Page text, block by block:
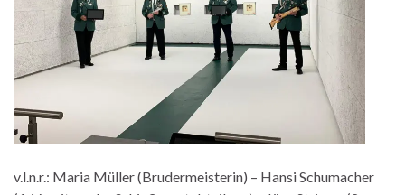
v.l.n.r.: Maria Müller (Brudermeisterin) – Hansi Schumacher